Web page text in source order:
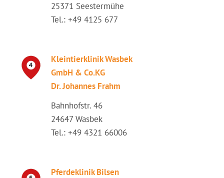
25371 Seestermühe
Tel.: +49 4125 677
Kleintierklinik Wasbek
GmbH & Co.KG
Dr. Johannes Frahm
Bahnhofstr. 46
24647 Wasbek
Tel.: +49 4321 66006
Pferdeklinik Bilsen